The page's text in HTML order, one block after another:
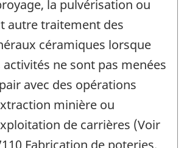
la pulvérisation ou
autre traitement des
céramiques lorsque
activités ne sont pas menées
avec des opérations
minière ou
de carrières (Voir
Fabrication de poteries,